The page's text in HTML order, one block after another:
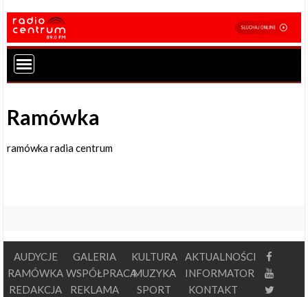
Ramówka
ramówka radia centrum
AUDYCJE
RAMÓWKA
REDAKCJA
GALERIA
WSPÓŁPRACA
REKLAMA
KULTURA
MUZYKA
SPORT
AKTUALNOŚCI
INFORMATOR
KONTAKT